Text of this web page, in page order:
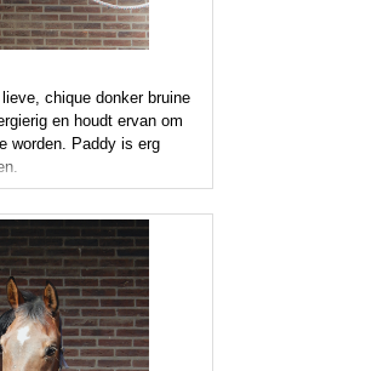
chique donker bruine
en houdt ervan om
worden. Paddy is erg